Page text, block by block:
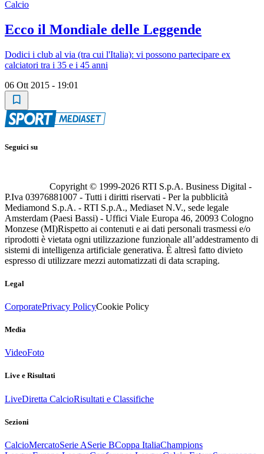
Calcio
Ecco il Mondiale delle Leggende
Dodici i club al via (tra cui l'Italia): vi possono partecipare ex
calciatori tra i 35 e i 45 anni
06 Ott 2015 - 19:01
Seguici su
Copyright © 1999-2026 RTI S.p.A. Business Digital -
P.Iva 03976881007 - Tutti i diritti riservati - Per la pubblicità
Mediamond S.p.A. - RTI S.p.A., Mediaset N.V., sede legale
Amsterdam (Paesi Bassi) - Uffici Viale Europa 46, 20093 Cologno
Monzese (MI)Rispetto ai contenuti e ai dati personali trasmessi e/o
riprodotti è vietata ogni utilizzazione funzionale all’addestramento di
sistemi di intelligenza artificiale generativa. È altresì fatto divieto
espresso di utilizzare mezzi automatizzati di data scraping.
Legal
CorporatePrivacy PolicyCookie Policy
Media
VideoFoto
Live e Risultati
LiveDiretta CalcioRisultati e Classifiche
Sezioni
CalcioMercatoSerie ASerie BCoppa ItaliaChampions